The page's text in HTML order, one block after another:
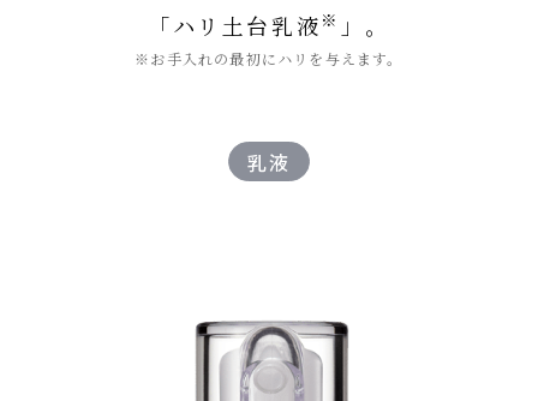
「ハリ土台乳液 ※ 」。
※お手入れの最初にハリを与えます。
乳液